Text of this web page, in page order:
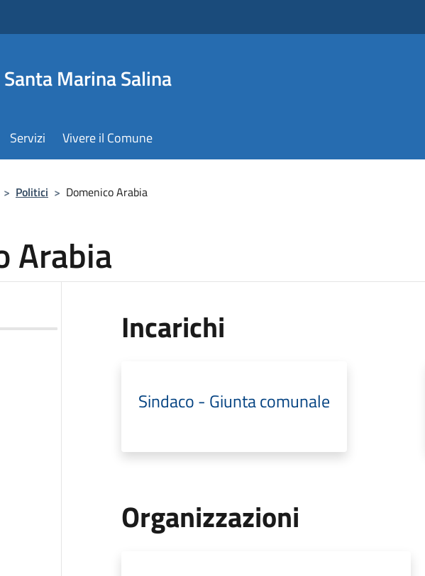
Marina Salina
Servizi Vivere il Comune
> Politici > Domenico Arabia
Arabia
Incarichi
Sindaco - Giunta comunale
Organizzazioni